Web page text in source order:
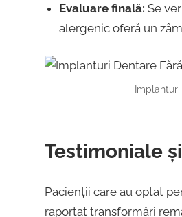
Evaluare finală: Se
alergenic oferă un
Testimoniale
Pacienții care au optat
raportat transformări